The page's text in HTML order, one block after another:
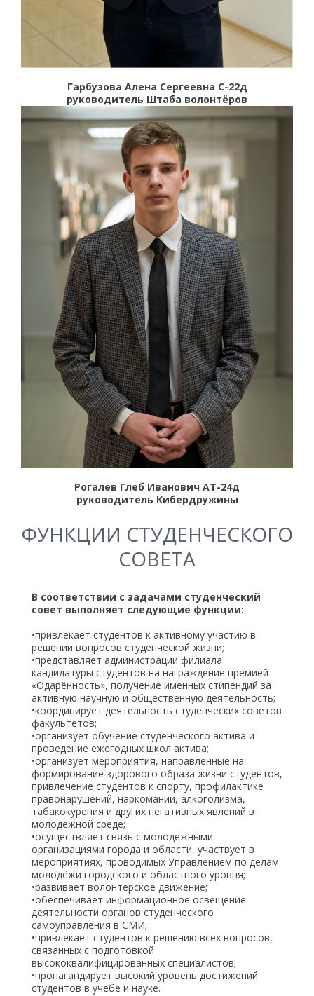
Гарбузова Алена Сергеевна С-22д
руководитель Штаба волонтёров
Рогалев Глеб Иванович АТ-24д
руководитель Кибердружины
ФУНКЦИИ СТУДЕНЧЕСКОГО
СОВЕТА
В соответствии с задачами студенческий
совет выполняет следующие функции:
•привлекает студентов к активному участию в
решении вопросов студенческой жизни;
•представляет администрации филиала
кандидатуры студентов на награждение премией
«Одарённость», получение именных стипендий за
активную научную и общественную деятельность;
•координирует деятельность студенческих советов
факультетов;
•организует обучение студенческого актива и
проведение ежегодных школ актива;
•организует мероприятия, направленные на
формирование здорового образа жизни студентов,
привлечение студентов к спорту, профилактике
правонарушений, наркомании, алкоголизма,
табакокурения и других негативных явлений в
молодёжной среде;
•осуществляет связь с молодежными
организациями города и области, участвует в
мероприятиях, проводимых Управлением по делам
молодёжи городского и областного уровня;
•развивает волонтерское движение;
•обеспечивает информационное освещение
деятельности органов студенческого
самоуправления в СМИ;
•привлекает студентов к решению всех вопросов,
связанных с подготовкой
высококвалифицированных специалистов;
•пропагандирует высокий уровень достижений
студентов в учебе и науке.